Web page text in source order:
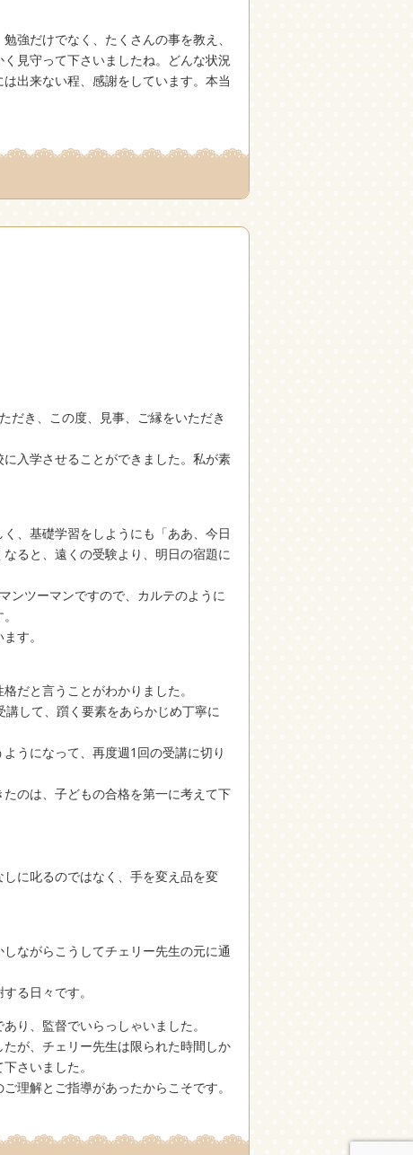
強だけでなく、たくさんの事を教え、
見守って下さいましたね。どんな状況
出来ない程、感謝をしています。本当
だき、この度、見事、ご縁をいただき
入学させることができました。私が素
、基礎学習をしようにも「ああ、今日
ると、遠くの受験より、明日の宿題に
ンツーマンですので、カルテのように
す。
だと言うことがわかりました。
して、躓く要素をあらかじめ丁寧に
うになって、再度週1回の受講に切り
のは、子どもの合格を第一に考えて下
に叱るのではなく、手を変え品を変
ながらこうしてチェリー先生の元に通
る日々です。
り、監督でいらっしゃいました。
が、チェリー先生は限られた時間しか
さいました。
理解とご指導があったからこそです。